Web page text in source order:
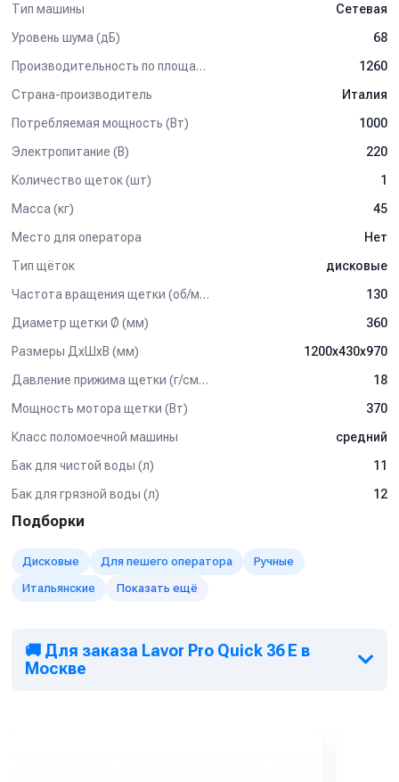
Тип машины
Сетевая
Уровень шума (дБ)
68
Производительность по площади (м2/ч)
1260
Страна-производитель
Италия
Потребляемая мощность (Вт)
1000
Электропитание (В)
220
Количество щеток (шт)
1
Масса (кг)
45
Место для оператора
Нет
Тип щёток
дисковые
Частота вращения щетки (об/мин)
130
Диаметр щетки Ø (мм)
360
Размеры ДхШхВ (мм)
1200х430х970
Давление прижима щетки (г/см2)
18
Мощность мотора щетки (Вт)
370
Класс поломоечной машины
средний
Бак для чистой воды (л)
11
Бак для грязной воды (л)
12
Подборки
Дисковые Для пешего оператора
Ручные
Итальянские
Показать ещё
🚚 Для заказа Lavor Pro Quick 36 E в
Москве